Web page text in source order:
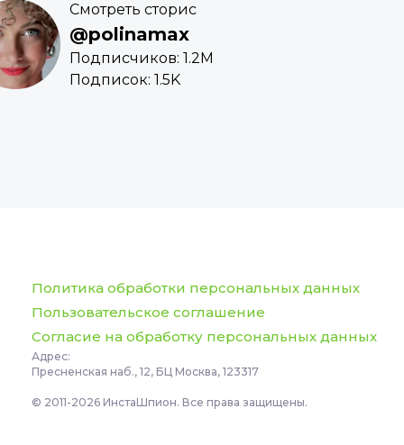
Смотреть сторис
@polinamax
Подписчиков: 1.2M
Подписок: 1.5K
Политика обработки персональных данных
Пользовательское соглашение
Согласие на обработку персональных данных
Адрес:
Пресненская наб., 12, БЦ Москва, 123317
© 2011-2026 ИнстаШпион. Все права защищены.